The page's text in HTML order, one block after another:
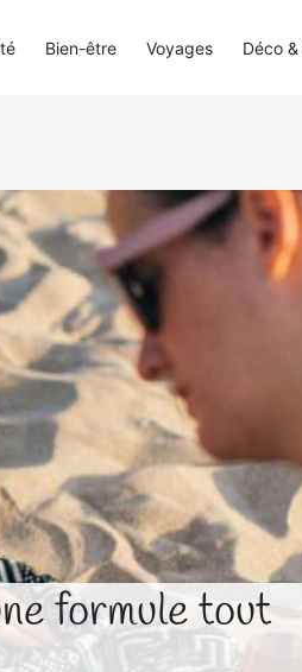
formule tout
Bien-être Voyages Déco